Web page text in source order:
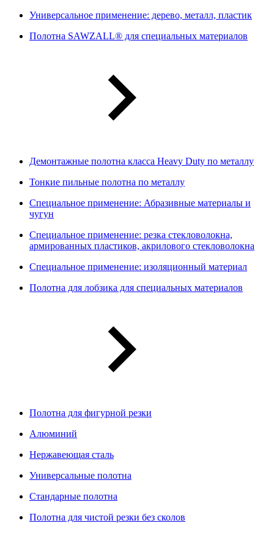
Универсальное применение: дерево, металл, пластик
Полотна SAWZALL® для специальных материалов
Демонтажные полотна класса Heavy Duty по металлу
Тонкие пильные полотна по металлу
Специальное применение: Абразивные материалы и
чугун
Специальное применение: резка стекловолокна,
армированных пластиков, акрилового стекловолокна
Специальное применение: изоляционный материал
Полотна для лобзика для специальных материалов
Полотна для фигурной резки
Алюминий
Нержавеющая сталь
Универсальные полотна
Стандарные полотна
Полотна для чистой резки без сколов